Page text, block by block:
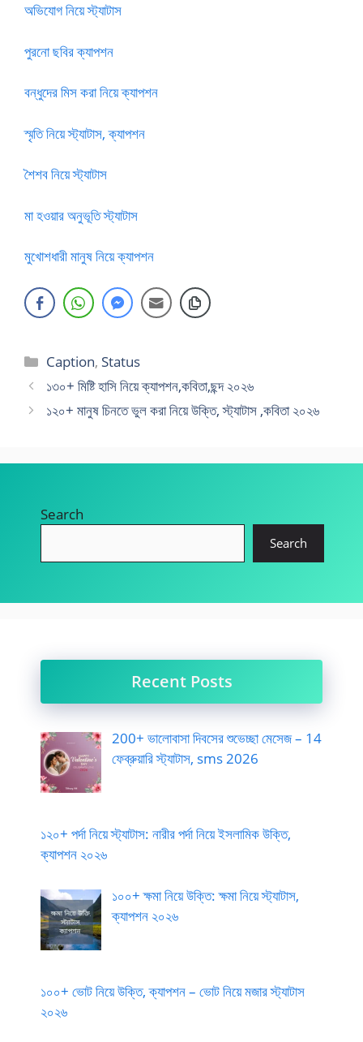
অভিযোগ নিয়ে স্ট্যাটাস
পুরনো ছবির ক্যাপশন
বন্ধুদের মিস করা নিয়ে ক্যাপশন
স্মৃতি নিয়ে স্ট্যাটাস, ক্যাপশন
শৈশব নিয়ে স্ট্যাটাস
মা হওয়ার অনুভূতি স্ট্যাটাস
মুখোশধারী মানুষ নিয়ে ক্যাপশন
Categories
Caption, Status
১৩০+ মিষ্টি হাসি নিয়ে ক্যাপশন,কবিতা,ছন্দ ২০২৬
১২০+ মানুষ চিনতে ভুল করা নিয়ে উক্তি, স্ট্যাটাস ,কবিতা ২০২৬
Search
Search
Recent Posts
200+ ভালোবাসা দিবসের শুভেচ্ছা মেসেজ – 14
ফেব্রুয়ারি স্ট্যাটাস, sms 2026
১২০+ পর্দা নিয়ে স্ট্যাটাস: নারীর পর্দা নিয়ে ইসলামিক উক্তি,
ক্যাপশন ২০২৬
১০০+ ক্ষমা নিয়ে উক্তি: ক্ষমা নিয়ে স্ট্যাটাস,
ক্যাপশন ২০২৬
১০০+ ভোট নিয়ে উক্তি, ক্যাপশন – ভোট নিয়ে মজার স্ট্যাটাস
২০২৬